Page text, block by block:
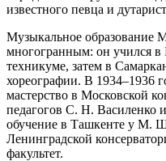
известного певца и
Музыкальное образование
многогранным: он учился в
техникуме, затем в
хореографии. В 1934–1936
мастерство в Московской
педагогов С. Н. Василенко
обучение в Ташкенте у М.
Ленинградской
факультет.